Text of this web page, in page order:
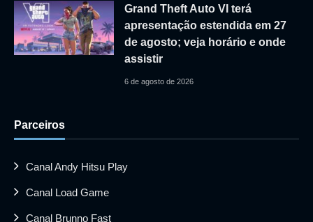
Grand Theft Auto VI terá
apresentação estendida em 27
de agosto; veja horário e onde
assistir
6 de agosto de 2026
Parceiros
Canal Andy Hitsu Play
Canal Load Game
Canal Brunno Fast